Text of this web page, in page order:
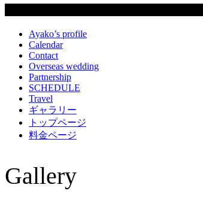
Ayako’s profile
Calendar
Contact
Overseas wedding
Partnership
SCHEDULE
Travel
ギャラリー
トップページ
料金ページ
Gallery